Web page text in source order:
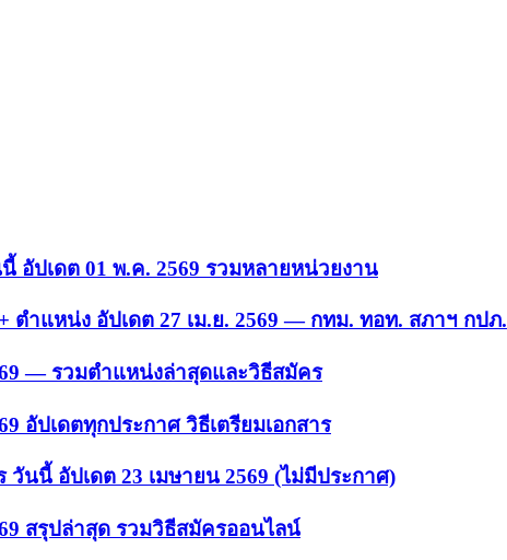
อัปเดต 01 พ.ค. 2569 รวมหลายหน่วยงาน
ตำแหน่ง อัปเดต 27 เม.ย. 2569 — กทม. ทอท. สภาฯ กปภ.
— รวมตำแหน่งล่าสุดและวิธีสมัคร
อัปเดตทุกประกาศ วิธีเตรียมเอกสาร
วันนี้ อัปเดต 23 เมษายน 2569 (ไม่มีประกาศ)
สรุปล่าสุด รวมวิธีสมัครออนไลน์